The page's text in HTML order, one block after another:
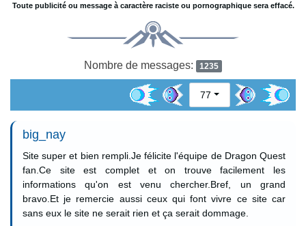
Toute publicité ou message à caractère raciste ou pornographique sera effacé.
Nombre de messages: 1235
77
big_nay
Site super et bien rempli.Je félicite l'équipe de Dragon Quest
fan.Ce site est complet et on trouve facilement les
informations qu'on est venu chercher.Bref, un grand
bravo.Et je remercie aussi ceux qui font vivre ce site car
sans eux le site ne serait rien et ça serait dommage.